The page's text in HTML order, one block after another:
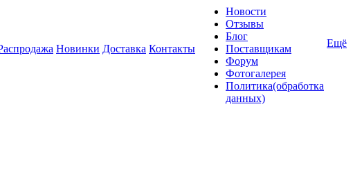
Новинки Доставка Контакты
Новости
Отзывы
Блог
Поставщикам
Форум
Фотогалерея
Политика(обработка
данных)
Ещё